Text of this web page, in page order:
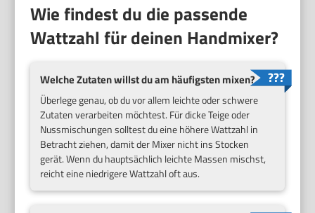
Wie findest du die passende
Wattzahl für deinen Handmixer?
Welche Zutaten willst du am häufigsten mixen?
Überlege genau, ob du vor allem leichte oder schwere
Zutaten verarbeiten möchtest. Für dicke Teige oder
Nussmischungen solltest du eine höhere Wattzahl in
Betracht ziehen, damit der Mixer nicht ins Stocken
gerät. Wenn du hauptsächlich leichte Massen mischst,
reicht eine niedrigere Wattzahl oft aus.